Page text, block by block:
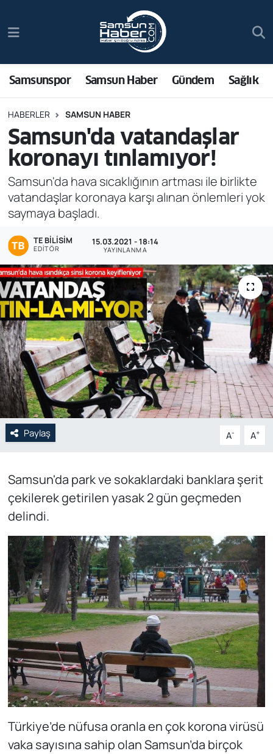
Samsunspor Samsun Haber Gündem Sağlık
HABERLER SAMSUN HABER
Samsun'da vatandaşlar
koronayı tınlamıyor!
Samsun'da hava sıcaklığının artması ile birlikte
vatandaşlar koronaya karşı alınan önlemleri yok
saymaya başladı.
TE BILISIM
EDITÖR
15.03.2021 - 18:14
YAYINLANMA
Paylaş A- A+
Samsun'da park ve sokaklardaki banklara şerit
çekilerek getirilen yasak 2 gün geçmeden
delindi.
Türkiye’de nüfusa oranla en çok korona virüsü
vaka sayısına sahip olan Samsun’da birçok
Samsun Haber
Sağlık
Asayiş
Bilim ve Teknoloji
Bölge
Dünya
Ekonomi
Genel
Gündem
Özel Haber
POLİTİKA
Siyaset
Web Tv
Yerel
Trafik Durumu
Süper Lig Puan Durumu ve Fikstür
Tüm Manşetler
Son Dakika Haberleri
Haber Arşivi